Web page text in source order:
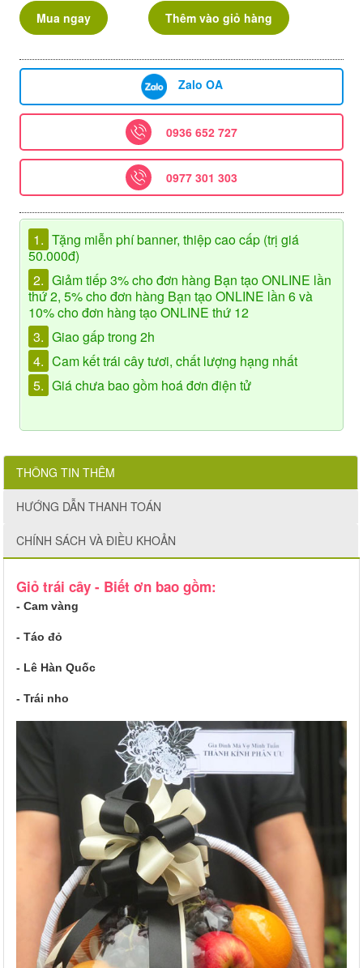
Mua ngay Thêm vào giỏ hàng
Zalo OA
0936 652 727
0977 301 303
1. Tặng miễn phí banner, thiệp cao cấp (trị giá
50.000đ)
2. Giảm tiếp 3% cho đơn hàng Bạn tạo ONLINE lần
thứ 2, 5% cho đơn hàng Bạn tạo ONLINE lần 6 và
10% cho đơn hàng tạo ONLINE thứ 12
3. Giao gấp trong 2h
4. Cam kết trái cây tươi, chất lượng hạng nhất
5. Giá chưa bao gồm hoá đơn điện tử
THÔNG TIN THÊM
HƯỚNG DẪN THANH TOÁN
CHÍNH SÁCH VÀ ĐIỀU KHOẢN
Giỏ trái cây - Biết ơn bao gồm:
- Cam vàng
- Táo đỏ
- Lê Hàn Quốc
- Trái nho